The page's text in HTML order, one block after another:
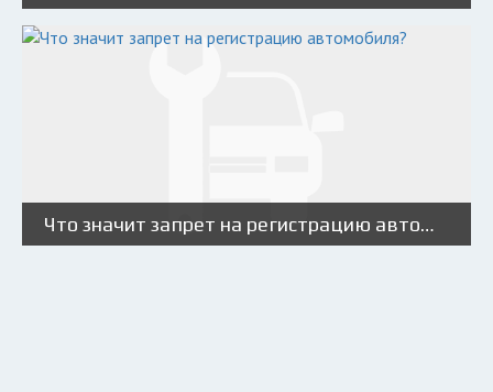
Что значит запрет на регистрацию автомобиля?